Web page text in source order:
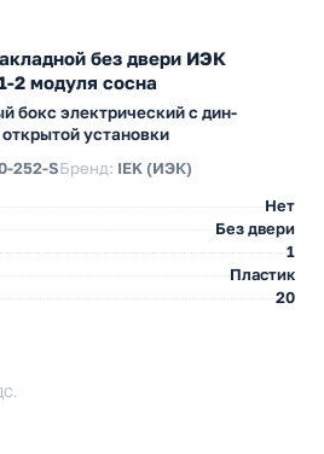
без двери ИЭК
2 модуля сосна
бокс электрический с дин-
установки
252-SБренд: IEK (ИЭК)
Нет
Без двери
1
Пластик
20